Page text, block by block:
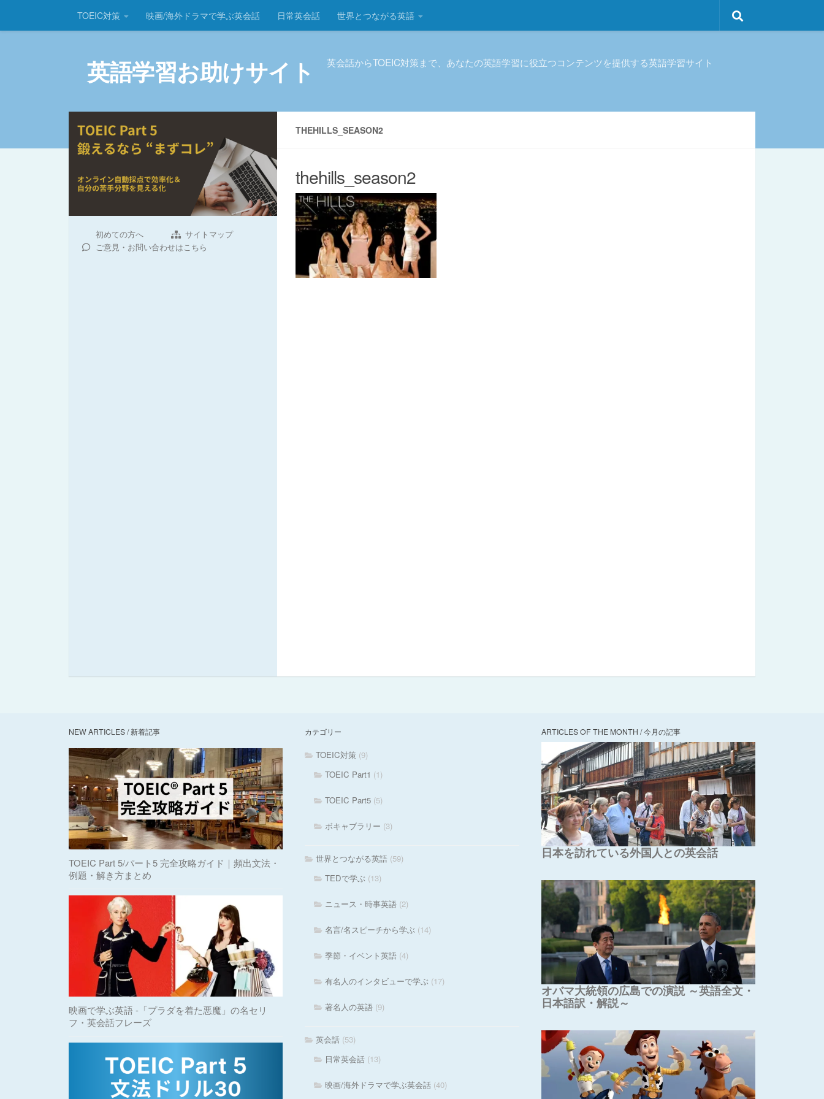
コンテンツへスキップ
TOEIC対策 映画/海外ドラマで学ぶ英会話 日常英会話 世界とつながる英語
英語学習お助けサイト 英会話からTOEIC対策まで、あなたの英語学習に役立つコンテンツを提供する英語学習サイト
THEHILLS_SEASON2
thehills_season2
初めての方へ
サイトマップ
ご意見・お問い合わせはこちら
NEW ARTICLES / 新着記事
TOEIC Part 5/パート5 完全攻略ガイド｜頻出文法・
例題・解き方まとめ
映画で学ぶ英語 -「プラダを着た悪魔」の名セリ
フ・英会話フレーズ
カテゴリー
TOEIC対策 (9)
TOEIC Part1 (1)
TOEIC Part5 (5)
ボキャブラリー (3)
世界とつながる英語 (59)
TEDで学ぶ (13)
ニュース・時事英語 (2)
名言/名スピーチから学ぶ (14)
季節・イベント英語 (4)
有名人のインタビューで学ぶ (17)
著名人の英語 (9)
英会話 (53)
日常英会話 (13)
映画/海外ドラマで学ぶ英会話 (40)
ARTICLES OF THE MONTH / 今月の記事
日本を訪れている外国人との英会話
オバマ大統領の広島での演説 ～英語全文・
日本語訳・解説～